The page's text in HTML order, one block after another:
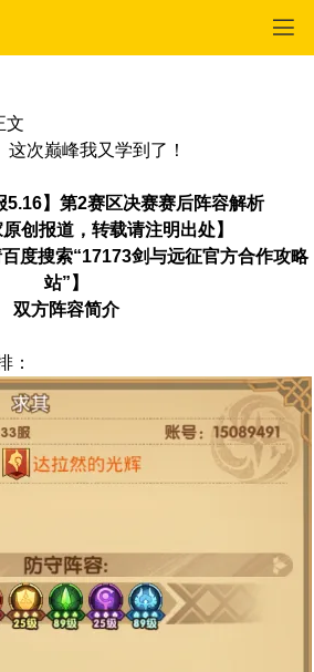
文
这次巅峰我又学到了！
5.16】第2赛区决赛赛后阵容解析
原创报道，转载请注明出处】
百度搜索“17173剑与远征官方合作攻略
站”】
双方阵容简介
：